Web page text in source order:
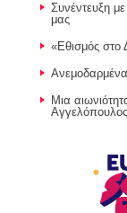
Συνέντευξη
μας
«Εθισμός στο
Μια
Αγγελόπουλος